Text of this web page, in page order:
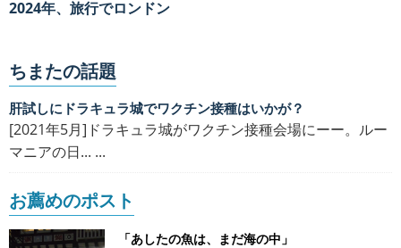
2024年、旅行でロンドン
ちまたの話題
肝試しにドラキュラ城でワクチン接種はいかが？
[2021年5月]ドラキュラ城がワクチン接種会場にーー。ルー
マニアの日... ...
お薦めのポスト
「あしたの魚は、まだ海の中」